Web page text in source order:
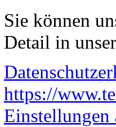
Sie können
Detail in
https://
Einstellungen